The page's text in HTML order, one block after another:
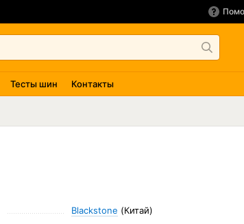
Тесты шин Контакты
Blackstone (Китай)